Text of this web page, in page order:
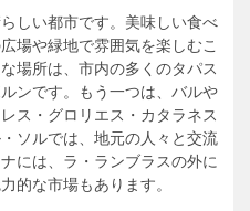
しい都市です。美味しい食べ
場や緑地で雰囲気を楽しむこ
場所は、市内の多くのタパス
ンです。もう一つは、バルや
ス・グロリエス・カタラネス
ソルでは、地元の人々と交流
には、ラ・ランブラスの外に
的な市場もあります。